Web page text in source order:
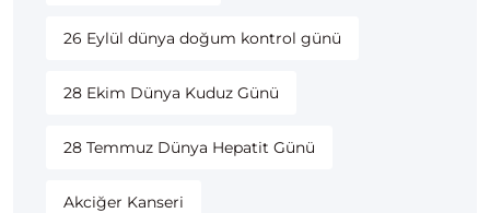
26 Eylül dünya doğum kontrol günü
28 Ekim Dünya Kuduz Günü
28 Temmuz Dünya Hepatit Günü
Akciğer Kanseri